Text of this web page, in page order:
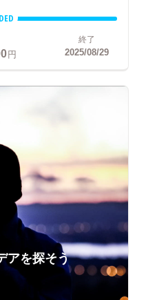
円
終了
2025/08/29
アを探そう